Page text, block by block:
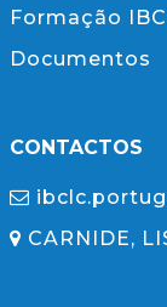
Formação
Documentos
CONTACTOS
CARNIDE,